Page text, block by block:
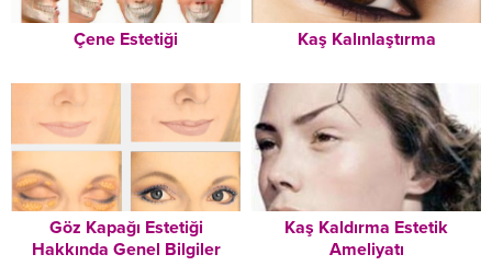
Çene Estetiği Kaş Kalınlaştırma
Göz Kapağı Estetiği
Hakkında Genel Bilgiler
Kaş Kaldırma Estetik
Ameliyatı